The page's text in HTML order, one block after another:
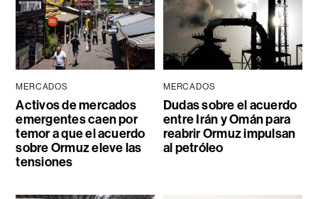
MERCADOS
Activos de mercados
emergentes caen por
temor a que el acuerdo
sobre Ormuz eleve las
tensiones
MERCADOS
Dudas sobre el acuerdo
entre Irán y Omán para
reabrir Ormuz impulsan
al petróleo